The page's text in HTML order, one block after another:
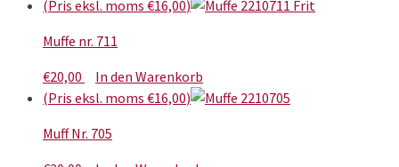
der
(Pris eksl. moms €16,00)
Muffe nr. 711
€20,00
In den Warenkorb
(Pris eksl. moms €16,00)
Muff Nr. 705